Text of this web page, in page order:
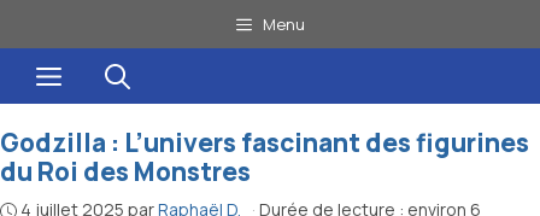
au
contenu
Menu
Menu
Godzilla : L’univers fascinant des figurines
du Roi des Monstres
4 juillet 2025 parRaphaël D. · Durée de lecture : environ 6